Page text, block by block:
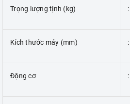
Trọng lượng tịnh (kg)
Kích thước máy (mm)
Động cơ